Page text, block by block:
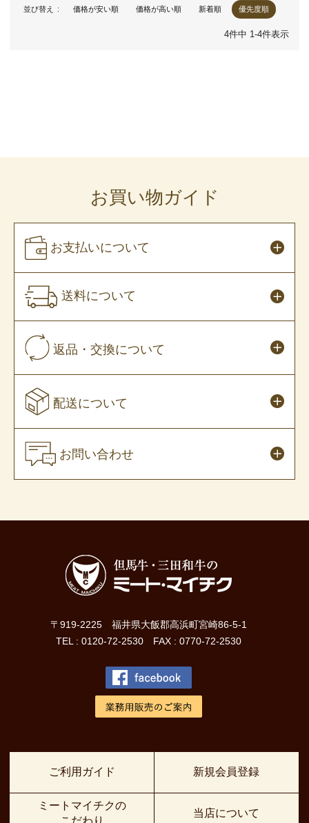
並び替え 価格が安い順 価格が高い順 新着順 優先度順
4件中 1 -4件表示
お買い物ガイド
お支払いについて
送料について
返品・交換について
配送について
お問い合わせ
〒919-2225 福井県大飯郡高浜町宮崎86-5-1
TEL : 0120-72-2530 FAX : 0770-72-2530
ご利用ガイド
ミートマイチクの
新規会員登録
当店について